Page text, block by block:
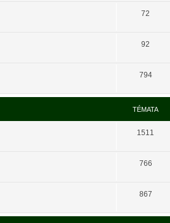
72
92
794
TÉMATA
1511
766
867